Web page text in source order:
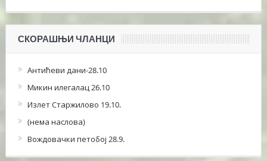
СКОРАШЊИ ЧЛАНЦИ
Антићеви дани-28.10
Микин илегалац 26.10
Излет Старжилово 19.10.
(нема наслова)
Вождовачки петобој 28.9.